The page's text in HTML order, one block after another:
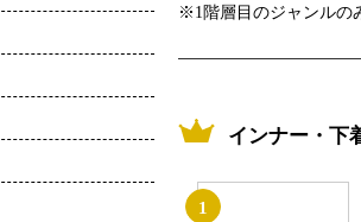
※1階層目のジャンルの
インナー・下
1